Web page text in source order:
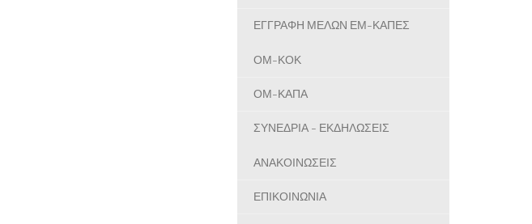
ΕΓΓΡΑΦΗ ΜΕΛΩΝ ΕΜ-ΚΑΠΕΣ
ΟΜ-ΚΟΚ
ΟΜ-ΚΑΠΑ
ΣΥΝΕΔΡΙΑ - ΕΚΔΗΛΩΣΕΙΣ
ΑΝΑΚΟΙΝΩΣΕΙΣ
ΕΠΙΚΟΙΝΩΝΙΑ